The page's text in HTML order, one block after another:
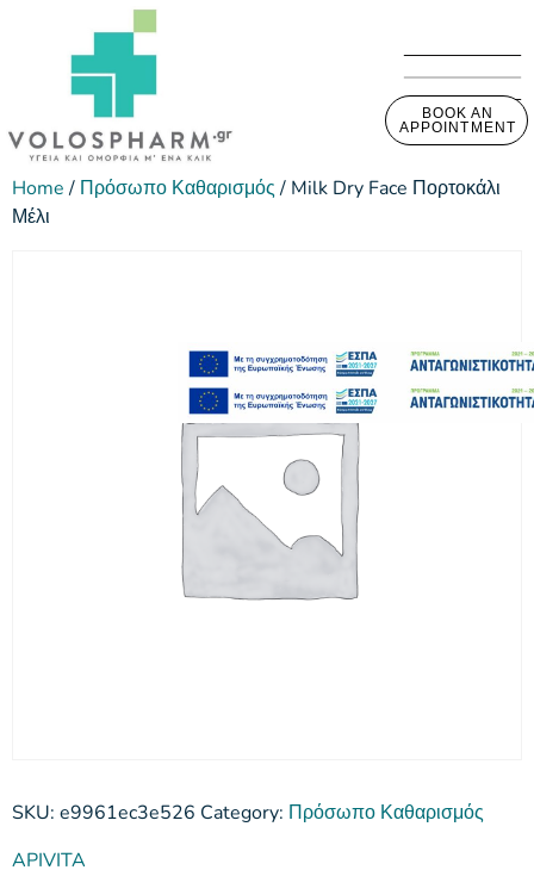
BOOK AN
APPOINTMENT
Home/ Πρόσωπο Καθαρισμός/ Milk Dry Face Πορτοκάλι
Μέλι
SKU: e9961ec3e526 Category: Πρόσωπο Καθαρισμός
APIVITA